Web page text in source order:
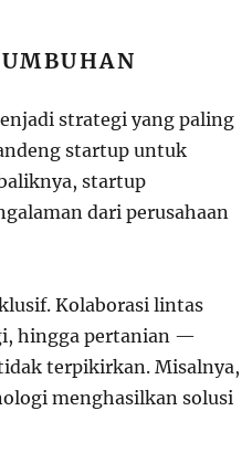
strategi yang paling
startup untuk
startup
dari perusahaan
Kolaborasi lintas
hingga pertanian —
terpikirkan. Misalnya,
menghasilkan solusi